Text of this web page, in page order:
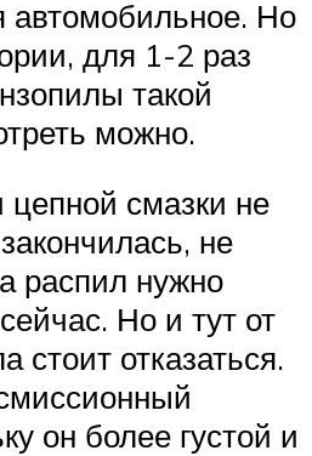
автомобильное. Но
для 1-2 раз
такой
можно.
смазки не
не
распил нужно
Но и тут от
стоит отказаться.
он более густой и